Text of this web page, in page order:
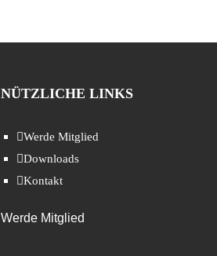
NÜTZLICHE LINKS
Werde Mitglied
Downloads
Kontakt
Werde Mitglied